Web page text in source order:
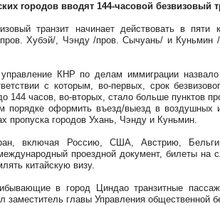
городов вводят 144-часовой безвизовый
транзит начинает действовать в
Хубэй/, Чэнду /пров. Сычуань/ и
управление КНР по делам иммиграции
с которым, во-первых, срок
144 часов, во-вторых, стало больше пунктов
порядке оформить въезд/выезд в
пропуска городов Ухань, Чэнду и Куньмин.
включая Россию, США, Австрию,
проездной документ, билеты
китайскую визу.
в город Циндао транзитные
заместитель главы Управления общественной